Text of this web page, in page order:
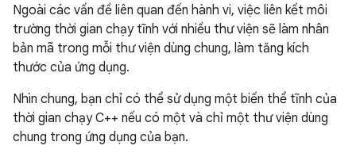
Ngoài các vấn đề liên quan đến hành vi, việc liên kết môi
trường thời gian chạy tĩnh với nhiều thư viện sẽ làm nhân
bản mã trong mỗi thư viện dùng chung, làm tăng kích
thước của ứng dụng.
Nhìn chung, bạn chỉ có thể sử dụng một biến thể tĩnh của
thời gian chạy C++ nếu có một và chỉ một thư viện dùng
chung trong ứng dụng của bạn.